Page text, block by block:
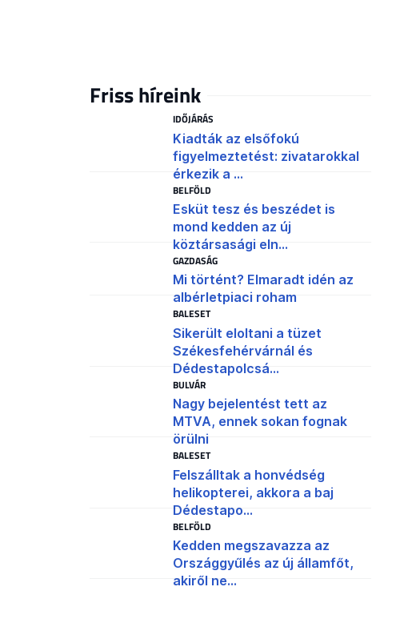
Friss híreink
IDŐJÁRÁS
Kiadták az elsőfokú
figyelmeztetést: zivatarokkal
érkezik a ...
BELFÖLD
Esküt tesz és beszédet is
mond kedden az új
köztársasági eln...
GAZDASÁG
Mi történt? Elmaradt idén az
albérletpiaci roham
BALESET
Sikerült eloltani a tüzet
Székesfehérvárnál és
Dédestapolcsá...
BULVÁR
Nagy bejelentést tett az
MTVA, ennek sokan fognak
örülni
BALESET
Felszálltak a honvédség
helikopterei, akkora a baj
Dédestapo...
BELFÖLD
Kedden megszavazza az
Országgyűlés az új államfőt,
akiről ne...